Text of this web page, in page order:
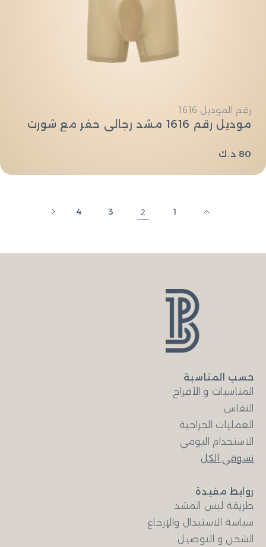
النوع:
رقم الموديل 1616
موديل رقم 1616 مشد رجالي حفر مع شورت
السعر
80 د.ك
2
3
4
حسب المناسبة
المناسبات و الأفراح
النفاس
العمليات الجراحية
الاستخدام اليومي
تسوقي الكل
روابط مفيدة
طريقة لبس المشد
سياسة الاستبدال والإرجاع
الشحن و التوصيل